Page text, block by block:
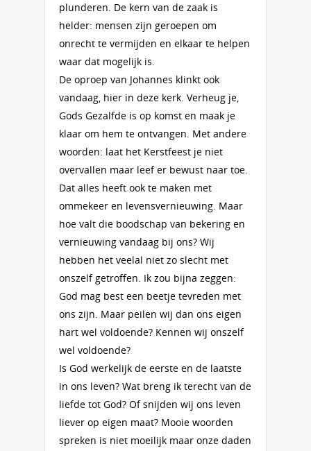
plunderen. De kern van de zaak is
helder: mensen zijn geroepen om
onrecht te vermijden en elkaar te helpen
waar dat mogelijk is.
De oproep van Johannes klinkt ook
vandaag, hier in deze kerk. Verheug je,
Gods Gezalfde is op komst en maak je
klaar om hem te ontvangen. Met andere
woorden: laat het Kerstfeest je niet
overvallen maar leef er bewust naar toe.
Dat alles heeft ook te maken met
ommekeer en levensvernieuwing. Maar
hoe valt die boodschap van bekering en
vernieuwing vandaag bij ons? Wij
hebben het veelal niet zo slecht met
onszelf getroffen. Ik zou bijna zeggen:
God mag best een beetje tevreden met
ons zijn. Maar peilen wij dan ons eigen
hart wel voldoende? Kennen wij onszelf
wel voldoende?
Is God werkelijk de eerste en de laatste
in ons leven? Wat breng ik terecht van de
liefde tot God? Of snijden wij ons leven
liever op eigen maat? Mooie woorden
spreken is niet moeilijk maar onze daden